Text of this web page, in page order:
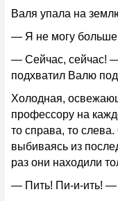
Валя упала на
— Я не могу
— Сейчас, сейчас!
подхватил Валю
Холодная,
профессору на
то справа, то
выбиваясь из
раз они находили
— Пить! Пи-и-ить! —